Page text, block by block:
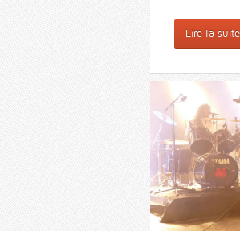
Lire la suite